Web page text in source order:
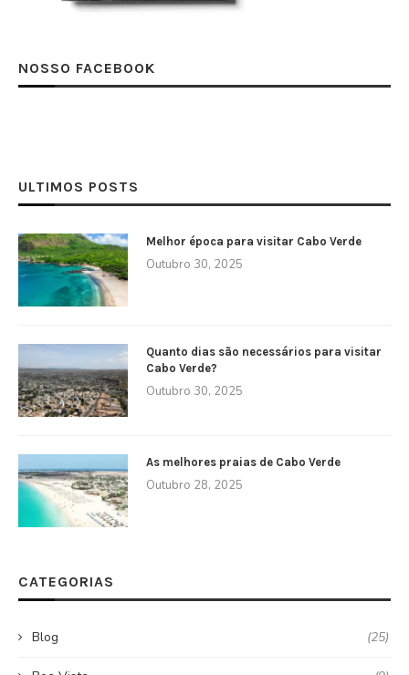
NOSSO FACEBOOK
ULTIMOS POSTS
Melhor época para visitar Cabo Verde
Outubro 30, 2025
Quanto dias são necessários para visitar
Cabo Verde?
Outubro 30, 2025
As melhores praias de Cabo Verde
Outubro 28, 2025
CATEGORIAS
Blog (25)